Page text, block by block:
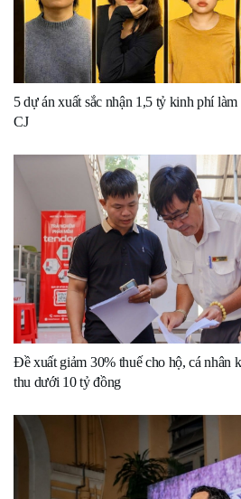
5 dự án xuất sắc nhận 1,5 tỷ kinh phí
CJ
Đề xuất giảm 30% thuế cho hộ, cá nhân
thu dưới 10 tỷ đồng